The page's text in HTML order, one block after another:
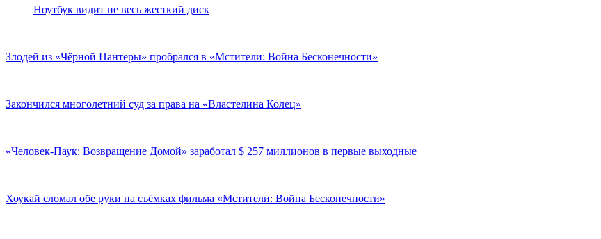
Ноутбук видит не весь жесткий диск
Злодей из «Чёрной Пантеры» пробрался в «Мстители: Война Бесконечности»
Закончился многолетний суд за права на «Властелина Колец»
«Человек-Паук: Возвращение Домой» заработал $ 257 миллионов в первые выходные
Хоукай сломал обе руки на съёмках фильма «Мстители: Война Бесконечности»